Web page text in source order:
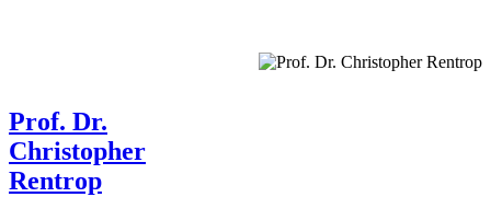
Prof. Dr.
Christopher
Rentrop